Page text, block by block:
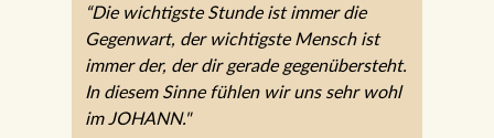
“Die wichtigste Stunde ist immer die
Gegenwart, der wichtigste Mensch ist
immer der, der dir gerade gegenübersteht.
In diesem Sinne fühlen wir uns sehr wohl
im JOHANN."